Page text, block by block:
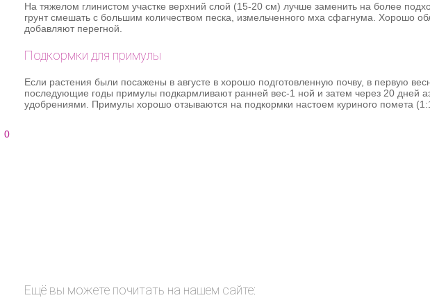
На тяжелом глинистом участке верхний слой (15-20 см) лучше заменить на более
грунт смешать с большим количеством песка, измельченного мха сфагнума. Хорошо
добавляют перегной.
Подкормки для примулы
Если растения были посажены в августе в хорошо подготовленную почву, в первую
последующие годы примулы подкармливают ранней вес-1 ной и затем через 20
удобрениями. Примулы хорошо отзываются на подкормки настоем куриного помета
0
Ещё вы можете почитать на нашем сайте: